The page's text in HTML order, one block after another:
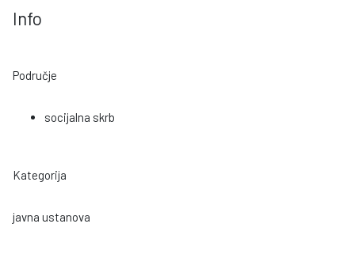
Info
Područje
socijalna skrb
Kategorija
javna ustanova